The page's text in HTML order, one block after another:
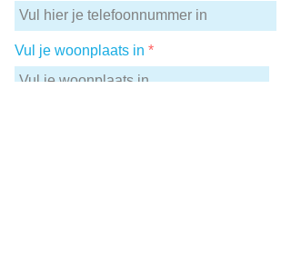
Vul je woonplaats in